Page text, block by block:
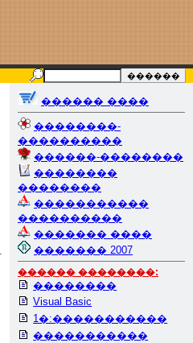
������ ����
��������-
����������
������-��������
��������
��������
�����������
����������
������� ����
������� 2007
������ ��������:
��������
Visual Basic
1�:�����������
�����������